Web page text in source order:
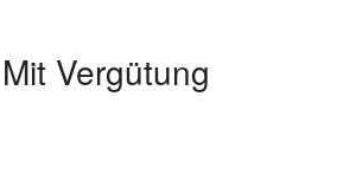
Vergütung